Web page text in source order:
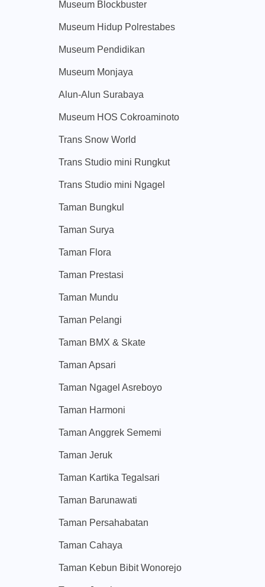
Museum Blockbuster
Museum Hidup Polrestabes
Museum Pendidikan
Museum Monjaya
Alun-Alun Surabaya
Museum HOS Cokroaminoto
Trans Snow World
Trans Studio mini Rungkut
Trans Studio mini Ngagel
Taman Bungkul
Taman Surya
Taman Flora
Taman Prestasi
Taman Mundu
Taman Pelangi
Taman BMX & Skate
Taman Apsari
Taman Ngagel Asreboyo
Taman Harmoni
Taman Anggrek Sememi
Taman Jeruk
Taman Kartika Tegalsari
Taman Barunawati
Taman Persahabatan
Taman Cahaya
Taman Kebun Bibit Wonorejo